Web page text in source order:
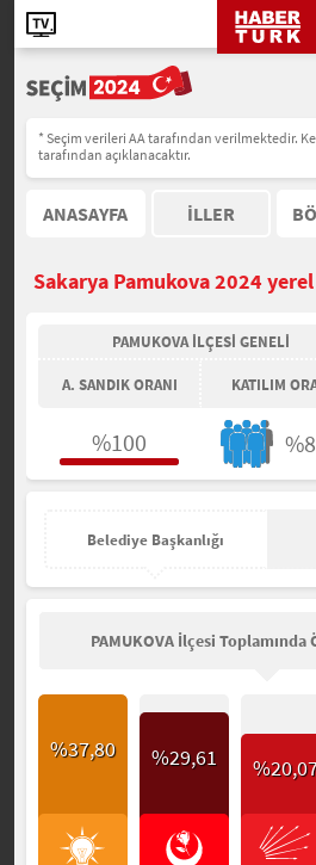
* Seçim verileri AA tarafından verilmektedir.
tarafından açıklanacaktır.
ANASAYFA İLLER
Sakarya Pamukova 2024
PAMUKOVA İLÇESİ GENELİ
A. SANDIK ORANI KATILIM
%100
Belediye Başkanlığı
PAMUKOVA İlçesi Toplamında
%37,80 %29,61